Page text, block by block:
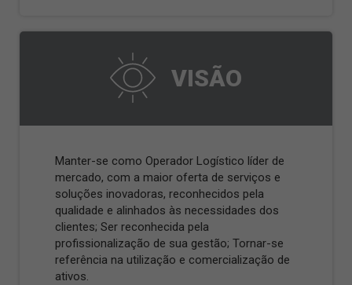
VISÃO
Manter-se como Operador Logístico líder de
mercado, com a maior oferta de serviços e
soluções inovadoras, reconhecidos pela
qualidade e alinhados às necessidades dos
clientes; Ser reconhecida pela
profissionalização de sua gestão; Tornar-se
referência na utilização e comercialização de
ativos.